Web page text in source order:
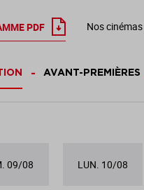
PDF Nos cinémas
AVANT-PREMIÈRES
09/08 LUN. 10/08